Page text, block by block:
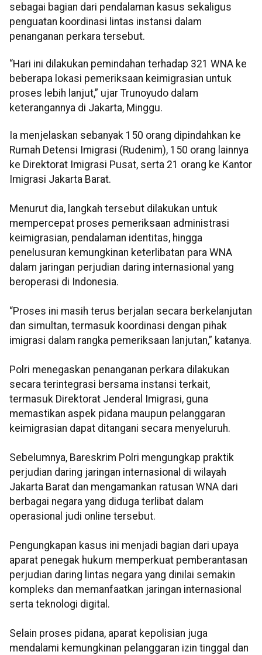
sebagai bagian dari pendalaman kasus sekaligus
penguatan koordinasi lintas instansi dalam
penanganan perkara tersebut.
“Hari ini dilakukan pemindahan terhadap 321 WNA ke
beberapa lokasi pemeriksaan keimigrasian untuk
proses lebih lanjut,” ujar Trunoyudo dalam
keterangannya di Jakarta, Minggu.
Ia menjelaskan sebanyak 150 orang dipindahkan ke
Rumah Detensi Imigrasi (Rudenim), 150 orang lainnya
ke Direktorat Imigrasi Pusat, serta 21 orang ke Kantor
Imigrasi Jakarta Barat.
Menurut dia, langkah tersebut dilakukan untuk
mempercepat proses pemeriksaan administrasi
keimigrasian, pendalaman identitas, hingga
penelusuran kemungkinan keterlibatan para WNA
dalam jaringan perjudian daring internasional yang
beroperasi di Indonesia.
“Proses ini masih terus berjalan secara berkelanjutan
dan simultan, termasuk koordinasi dengan pihak
imigrasi dalam rangka pemeriksaan lanjutan,” katanya.
Polri menegaskan penanganan perkara dilakukan
secara terintegrasi bersama instansi terkait,
termasuk Direktorat Jenderal Imigrasi, guna
memastikan aspek pidana maupun pelanggaran
keimigrasian dapat ditangani secara menyeluruh.
Sebelumnya, Bareskrim Polri mengungkap praktik
perjudian daring jaringan internasional di wilayah
Jakarta Barat dan mengamankan ratusan WNA dari
berbagai negara yang diduga terlibat dalam
operasional judi online tersebut.
Pengungkapan kasus ini menjadi bagian dari upaya
aparat penegak hukum memperkuat pemberantasan
perjudian daring lintas negara yang dinilai semakin
kompleks dan memanfaatkan jaringan internasional
serta teknologi digital.
Selain proses pidana, aparat kepolisian juga
mendalami kemungkinan pelanggaran izin tinggal dan